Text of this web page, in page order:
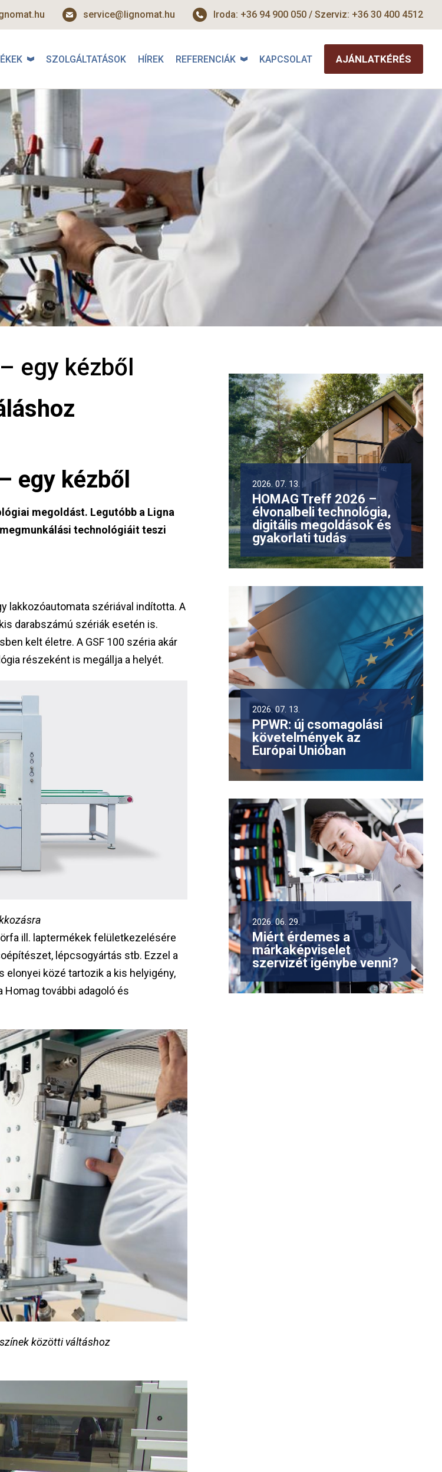
service@lignomat.hu Iroda: +36 94 900 050 / Szerviz: +36 30 400 4512
SZOLGÁLTATÁSOK HÍREK REFERENCIÁK KAPCSOLAT AJÁNLATKÉRÉS
egy kézből
egy kézből
megoldást. Legutóbb a Ligna
technológiáit teszi
lakkozóautomata szériával indította. A
darabszámú szériák esetén is.
kelt életre. A GSF 100 széria akár
részeként is megállja a helyét.
ill. laptermékek felületkezelésére
lépcsogyártás stb. Ezzel a
közé tartozik a kis helyigény,
további adagoló és
közötti váltáshoz
2026. 07. 13.
HOMAG Treff 2026 –
élvonalbeli technológia,
digitális megoldások és
gyakorlati tudás
2026. 07. 13.
PPWR: új csomagolási
követelmények az
Európai Unióban
2026. 06. 29.
Miért érdemes a
márkaképviselet
szervizét igénybe venni?